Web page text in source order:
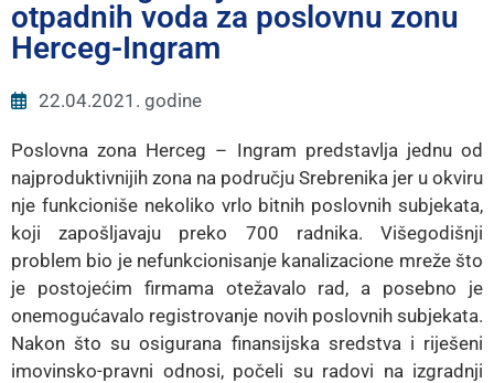
E-
Uprava
otpadnih voda za poslovnu zonu
Herceg-Ingram
22.04.2021. godine
Poslovna zona Herceg – Ingram predstavlja jednu od
najproduktivnijih zona na području Srebrenika jer u okviru
nje funkcioniše nekoliko vrlo bitnih poslovnih subjekata,
koji zapošljavaju preko 700 radnika. Višegodišnji
problem bio je nefunkcionisanje kanalizacione mreže što
je postojećim firmama otežavalo rad, a posebno je
onemogućavalo registrovanje novih poslovnih subjekata.
Nakon što su osigurana finansijska sredstva i riješeni
imovinsko-pravni odnosi, počeli su radovi na izgradnji